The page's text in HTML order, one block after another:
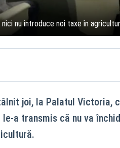
nu introduce noi taxe în
joi, la Palatul Victoria,
a transmis că nu va